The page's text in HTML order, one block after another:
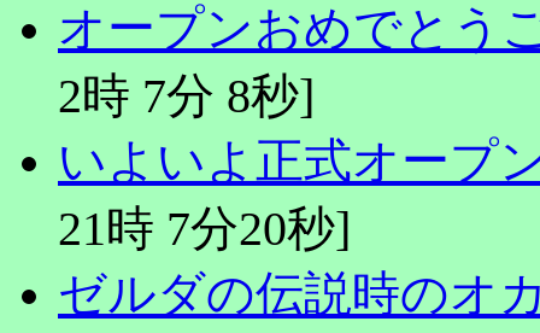
オープンおめでとう
2時 7分 8秒]
いよいよ正式オープ
21時 7分20秒]
ゼルダの伝説時のオ